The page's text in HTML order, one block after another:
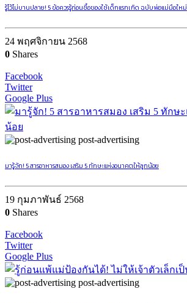
รู้ไว้ไม่บานปลาย! 5 ข้อควรรู้ก่อนซื้อของใช้เด็กแรกเกิด ฉบับพ่อแม่มือใหม่
24 พฤศจิกายน 2568
0 Shares
Facebook
Twitter
Google Plus
post-advertising
มารู้จัก! 5 สารอาหารสมอง เสริม 5 ทักษะแห่งอนาคตให้ลูกน้อย
19 กุมภาพันธ์ 2568
0 Shares
Facebook
Twitter
Google Plus
post-advertising